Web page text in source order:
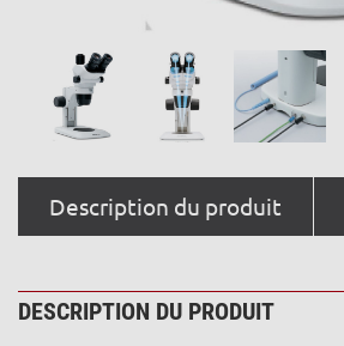
Description du produit
DESCRIPTION DU PRODUIT